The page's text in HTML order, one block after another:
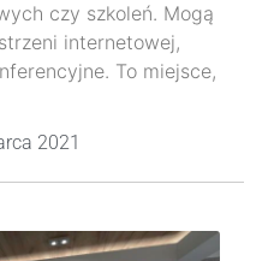
czy szkoleń. Mogą
internetowej,
To miejsce,
2021